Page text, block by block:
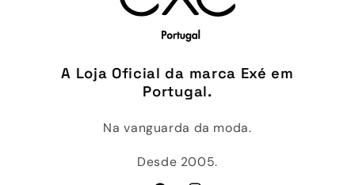
A Loja Oficial da marca Exé em
Portugal.
Na vanguarda da moda.
Desde 2005.